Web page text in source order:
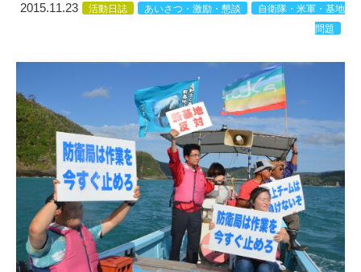
2015.11.23 活動日誌 あいさつ・激励・懇談
自衛隊・米軍・基地
問題